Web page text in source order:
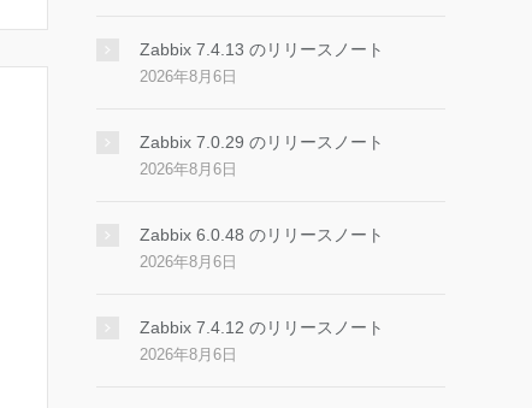
Zabbix 7.4.13 のリリースノート
2026年8月6日
Zabbix 7.0.29 のリリースノート
2026年8月6日
Zabbix 6.0.48 のリリースノート
2026年8月6日
Zabbix 7.4.12 のリリースノート
2026年8月6日